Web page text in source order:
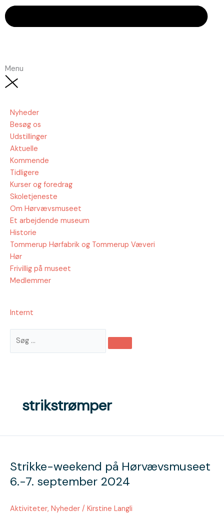
Menu
Nyheder
Besøg os
Udstillinger
Aktuelle
Kommende
Tidligere
Kurser og foredrag
Skoletjeneste
Om Hørvævsmuseet
Et arbejdende museum
Historie
Tommerup Hørfabrik og Tommerup Væveri
Hør
Frivillig på museet
Medlemmer
Internt
strikstrømper
Strikke-weekend på Hørvævsmuseet
6.-7. september 2024
Aktiviteter, Nyheder / Kirstine Langli
på
Hørvævsmuseet
2024